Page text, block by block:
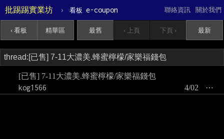
批踢踢實業坊 › 看板 e-coupon 關於我們
聯絡資訊
‹ 看板 精華區 最舊 ‹ 上頁 下頁 › 最新
[已售] 7-11大濃美.蜂蜜檸檬/家樂福錢包
kog1566
⋯
4/02